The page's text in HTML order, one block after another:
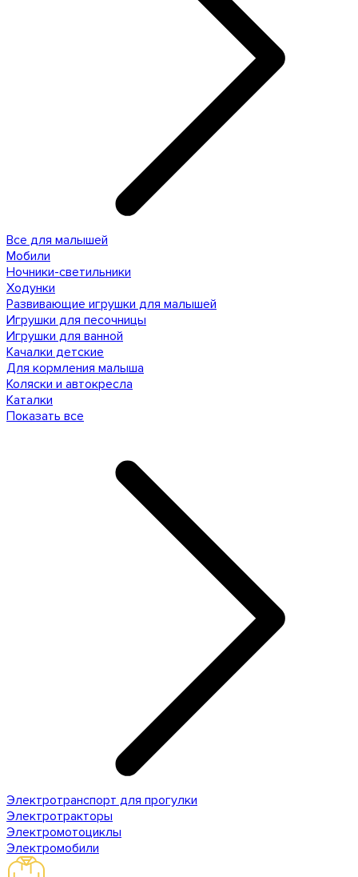
Все для малышей
Мобили
Ночники-светильники
Ходунки
Развивающие игрушки для малышей
Игрушки для песочницы
Игрушки для ванной
Качалки детские
Для кормления малыша
Коляски и автокресла
Каталки
Показать все
Электротранспорт для прогулки
Электротракторы
Электромотоциклы
Электромобили